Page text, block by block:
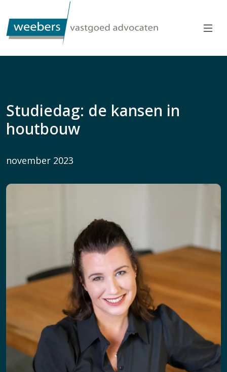
Studiedag: de kansen in
houtbouw
november 2023